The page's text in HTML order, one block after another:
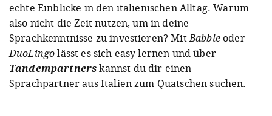
echte Einblicke in den italienischen Alltag. Warum
also nicht die Zeit nutzen, um in deine
Sprachkenntnisse zu investieren? MitBabbleoder
DuoLingolässt es sich easy lernen und über
Tandempartnerskannst du dir einen
Sprachpartner aus Italien zum Quatschen suchen.